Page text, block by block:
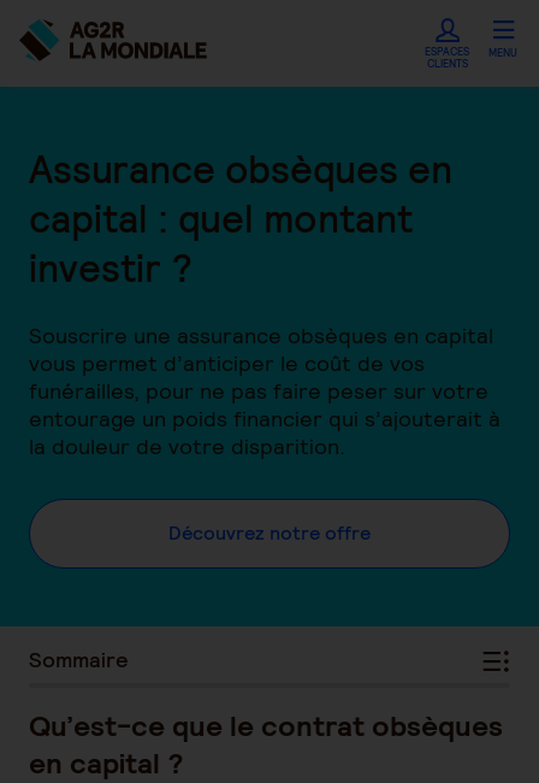
ESPACES
CLIENTS
MENU
Assurance obsèques en
capital : quel montant
investir ?
Souscrire une assurance obsèques en capital
vous permet d’anticiper le coût de vos
funérailles, pour ne pas faire peser sur votre
entourage un poids financier qui s’ajouterait à
la douleur de votre disparition.
Découvrez notre offre
Sommaire
Qu’est-ce que le contrat obsèques
en capital ?